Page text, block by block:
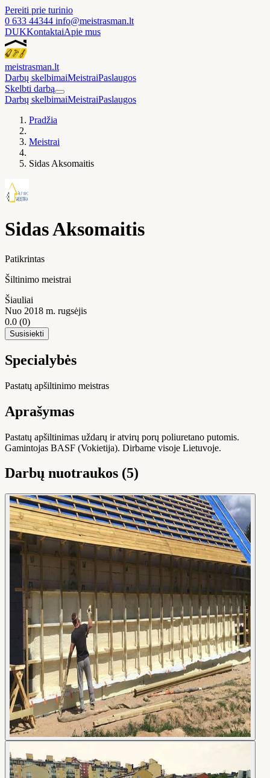
Pereiti prie turinio
0 633 44344 info@meistrasman.lt
DUKKontaktaiApie mus
meistrasman.lt
Darbų skelbimaiMeistraiPaslaugos
Skelbti darbą
Darbų skelbimaiMeistraiPaslaugos
Pradžia
Meistrai
Sidas Aksomaitis
Sidas Aksomaitis
Patikrintas
Šiltinimo meistrai
Šiauliai
Nuo 2018 m. rugsėjis
0.0 (0)
Susisiekti
Specialybės
Pastatų apšiltinimo meistras
Aprašymas
Pastatų apšiltinimas uždarų ir atvirų porų poliuretano putomis.
Gamintojas BASF (Vokietija). Dirbame visoje Lietuvoje.
Darbų nuotraukos (5)